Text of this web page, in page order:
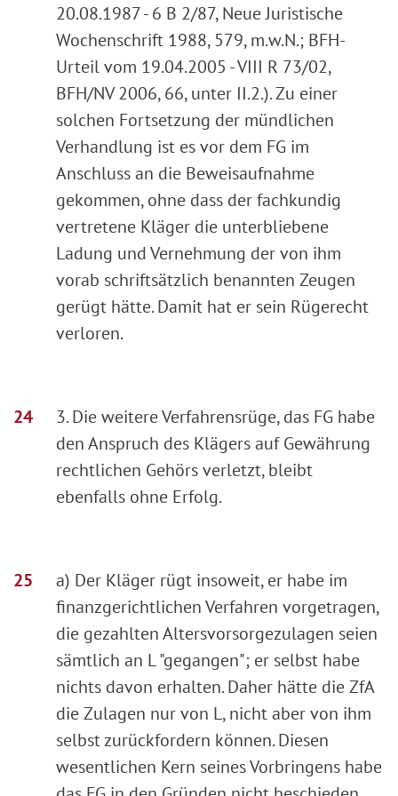
20.08.1987 - 6 B 2/87, Neue Juristische
Wochenschrift 1988, 579, m.w.N.; BFH-
Urteil vom 19.04.2005 - VIII R 73/02,
BFH/NV 2006, 66, unter II.2.). Zu einer
solchen Fortsetzung der mündlichen
Verhandlung ist es vor dem FG im
Anschluss an die Beweisaufnahme
gekommen, ohne dass der fachkundig
vertretene Kläger die unterbliebene
Ladung und Vernehmung der von ihm
vorab schriftsätzlich benannten Zeugen
gerügt hätte. Damit hat er sein Rügerecht
verloren.
3. Die weitere Verfahrensrüge, das FG habe
den Anspruch des Klägers auf Gewährung
rechtlichen Gehörs verletzt, bleibt
ebenfalls ohne Erfolg.
a) Der Kläger rügt insoweit, er habe im
finanzgerichtlichen Verfahren vorgetragen,
die gezahlten Altersvorsorgezulagen seien
sämtlich an L "gegangen"; er selbst habe
nichts davon erhalten. Daher hätte die ZfA
die Zulagen nur von L, nicht aber von ihm
selbst zurückfordern können. Diesen
wesentlichen Kern seines Vorbringens habe